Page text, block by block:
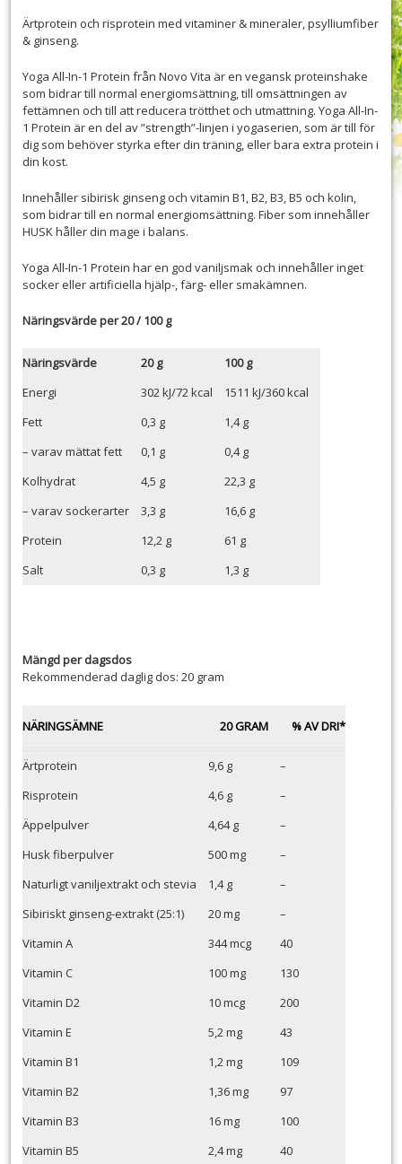
Ärtprotein och risprotein med vitaminer & mineraler, psylliumfiber
& ginseng.
Yoga All-In-1 Protein från Novo Vita är en vegansk proteinshake
som bidrar till normal energiomsättning, till omsättningen av
fettämnen och till att reducera trötthet och utmattning. Yoga All-In-
1 Protein är en del av ”strength”-linjen i yogaserien, som är till för
dig som behöver styrka efter din träning, eller bara extra protein i
din kost.
Innehåller sibirisk ginseng och vitamin B1, B2, B3, B5 och kolin,
som bidrar till en normal energiomsättning. Fiber som innehåller
HUSK håller din mage i balans.
Yoga All-In-1 Protein har en god vaniljsmak och innehåller inget
socker eller artificiella hjälp-, färg- eller smakämnen.
Näringsvärde per 20 / 100 g
Näringsvärde 20 g
100 g
Energi
302 kJ/72 kcal
1511 kJ/360 kcal
Fett
0,3 g
1,4 g
– varav mättat fett
0,1 g
0,4 g
Kolhydrat
4,5 g
22,3 g
– varav sockerarter
3,3 g
16,6 g
Protein
12,2 g
61 g
Salt
0,3 g 1,3 g
Mängd per dagsdos
Rekommenderad daglig dos: 20 gram
NÄRINGSÄMNE 20 GRAM % AV DRI*
Ärtprotein 9,6 g
–
Risprotein
4,6 g
–
Äppelpulver
4,64 g
–
Husk fiberpulver
500 mg
–
Naturligt vaniljextrakt och stevia
1,4 g
–
Sibiriskt ginseng-extrakt (25:1)
20 mg
–
Vitamin A
344 mcg
40
Vitamin C
100 mg
130
Vitamin D2
10 mcg
200
Vitamin E
5,2 mg
43
Vitamin B1
1,2 mg
109
Vitamin B2
1,36 mg
97
Vitamin B3
16 mg
100
Vitamin B5
2,4 mg
40